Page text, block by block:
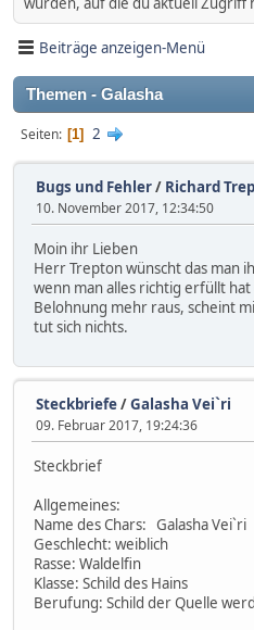
Beiträge anzeigen-Menü
Themen - Galasha
Seiten 1 2
Bugs und Fehler/ Richard
10. November 2017, 12:34:50
Moin ihr Lieben
Herr Trepton wünscht das man
wenn man alles richtig erfüllt
Belohnung mehr raus, scheint
tut sich nichts.
Steckbriefe/Galasha Vei`ri
09. Februar 2017, 19:24:36
Steckbrief
Allgemeines:
Name des Chars: Galasha Vei`ri
Geschlecht: weiblich
Rasse: Waldelfin
Klasse: Schild des Hains
Berufung: Schild der Quelle